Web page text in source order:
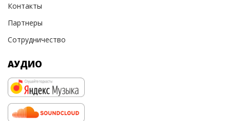
Контакты
Партнеры
Сотрудничество
АУДИО